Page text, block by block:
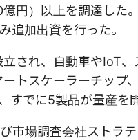
億円）以上を調達し
追加出資を行った。
され、自動車やIoT
トスケーラーチップ
すでに5製品が量産を
市場調査会社ストラ